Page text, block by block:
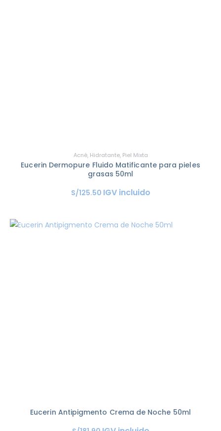
Acné, Hidratante, Piel Mixta
Eucerin Dermopure Fluido Matificante para pieles
grasas 50ml
S/125.50 IGV incluido
Eucerin Antipigmento Crema de Noche 50ml